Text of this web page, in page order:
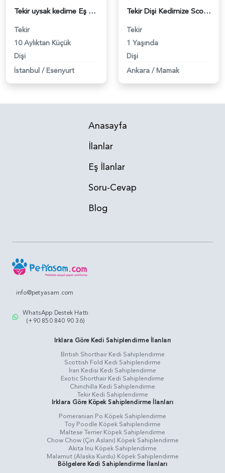
Tekir uysak kedime Eş Arıyorum - 118983554
Tekir
10 Aylıktan Küçük
Dişi
İstanbul / Esenyurt
Tekir Dişi Kedimize Scottish Bir Eş Ariyoruz - 118983453
Tekir
1 Yaşında
Dişi
Ankara / Mamak
Anasayfa
İlanlar
Eş İlanlar
Soru-Cevap
Blog
info@petyasam.com
WhatsApp Destek Hattı
(+90 850 840 90 36)
Irklara Göre Kedi Sahiplendirme İlanları
British Shorthair Kedi Sahiplendirme
Scottish Fold Kedi Sahiplendirme
İran Kedisi Kedi Sahiplendirme
Exotic Shorthair Kedi Sahiplendirme
Chinchilla Kedi Sahiplendirme
Tekir Kedi Sahiplendirme
Irklara Göre Köpek Sahiplendirme İlanları
Pomeranian Po Köpek Sahiplendirme
Toy Poodle Köpek Sahiplendirme
Maltese Terrier Köpek Sahiplendirme
Chow Chow (Çin Aslanı) Köpek Sahiplendirme
Akita Inu Köpek Sahiplendirme
Malamut (Alaska Kurdu) Köpek Sahiplendirme
Bölgelere Kedi Sahiplendirme İlanları